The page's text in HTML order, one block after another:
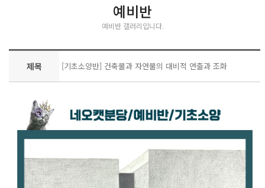
예비반
예비반 갤러리입니다.
제목 [기초소양반] 건축물과 자연물의 대비적 연출과 조화